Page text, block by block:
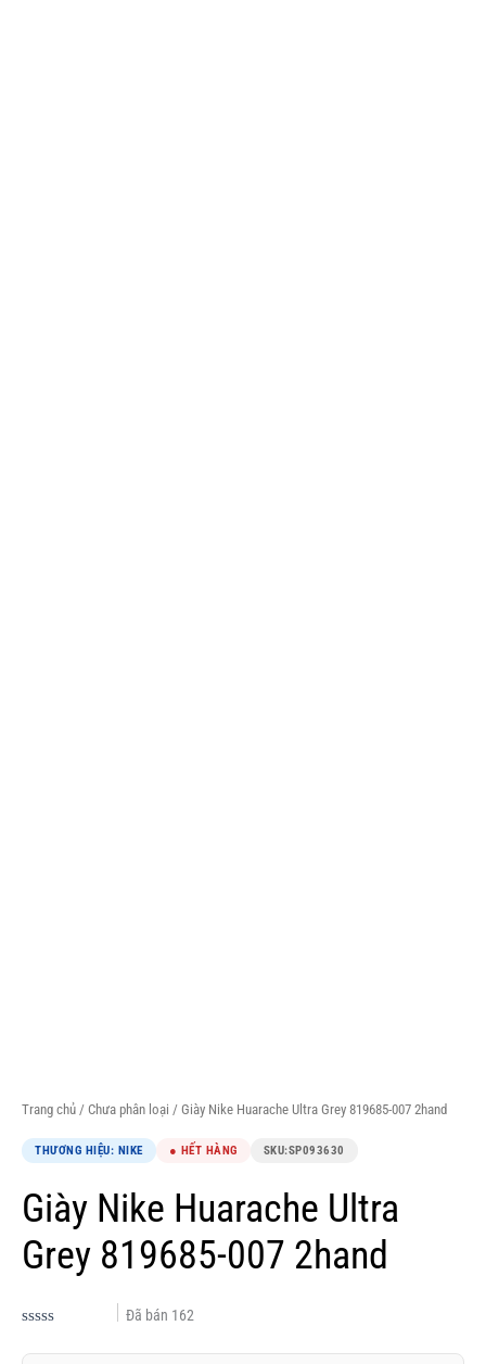
Trang chủ / Chưa phân loại / Giày Nike Huarache Ultra Grey 819685-007 2hand
THƯƠNG HIỆU: NIKE ● HẾT HÀNG SKU:SP093630
Giày Nike Huarache Ultra
Grey 819685-007 2hand
xếp
Đã bán 162